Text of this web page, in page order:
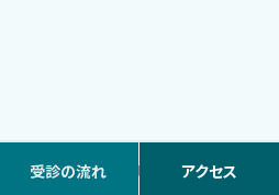
クリニック All Rights Reserved.
受診の流れ アクセス